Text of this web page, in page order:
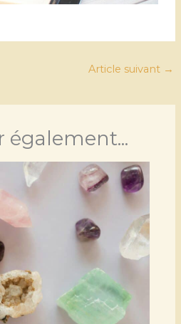
Article suivant →
également...